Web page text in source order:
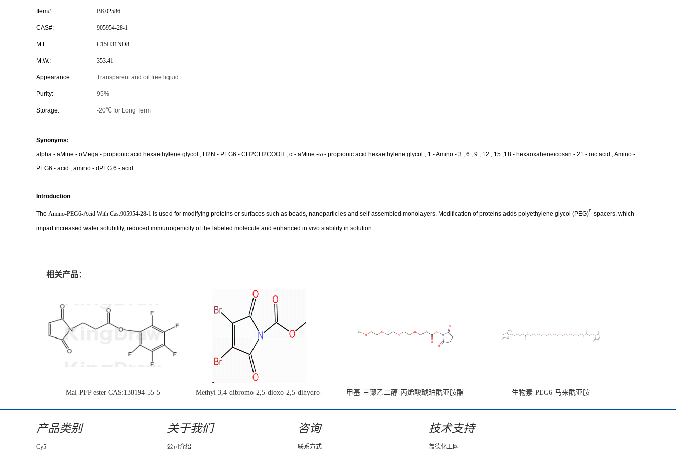
Item#: BK02586
CAS#: 905954-28-1
M.F.: C15H31NO8
M.W.: 353.41
Appearance: Transparent and oil free liquid
Purity: 95%
Storage: -20℃ for Long Term
Synonyms:
alpha - aMine - oMega - propionic acid hexaethylene glycol ; H2N - PEG6 - CH2CH2COOH ; α - aMine -ω - propionic acid hexaethylene glycol ; 1 - Amino - 3 , 6 , 9 , 12 , 15 ,18 - hexaoxaheneicosan - 21 - oic acid ; Amino -
PEG6 - acid ; amino - dPEG 6 - acid.
Introduction
The Amino-PEG6-Acid With Cas.905954-28-1 is used for modifying proteins or surfaces such as beads, nanoparticles and self-assembled monolayers. Modification of proteins adds polyethylene glycol (PEG)
n
spacers, which
impart increased water solubility, reduced immunogenicity of the labeled molecule and enhanced in vivo stability in solution.
相关产品：
Mal-PFP ester CAS:138194-55-5
Methyl 3,4-dibromo-2,5-dioxo-2,5-dihydro-
甲基-三聚乙二醇-丙烯酸琥珀酰亚胺酯 生物素-PEG6-马来酰亚胺
产品类别
Cy5
关于我们
公司介绍
咨询
联系方式
技术支持
盖德化工网